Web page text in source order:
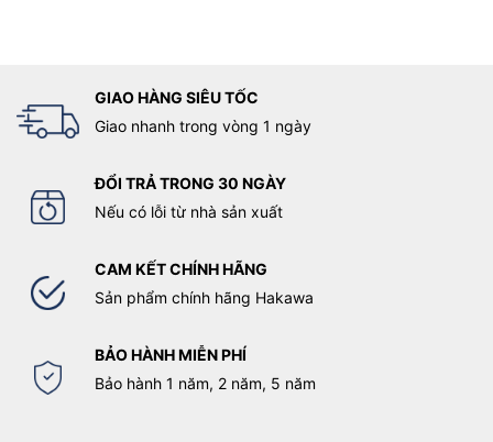
GIAO HÀNG SIÊU TỐC
Giao nhanh trong vòng 1 ngày
ĐỔI TRẢ TRONG 30 NGÀY
Nếu có lỗi từ nhà sản xuất
CAM KẾT CHÍNH HÃNG
Sản phẩm chính hãng Hakawa
BẢO HÀNH MIỄN PHÍ
Bảo hành 1 năm, 2 năm, 5 năm